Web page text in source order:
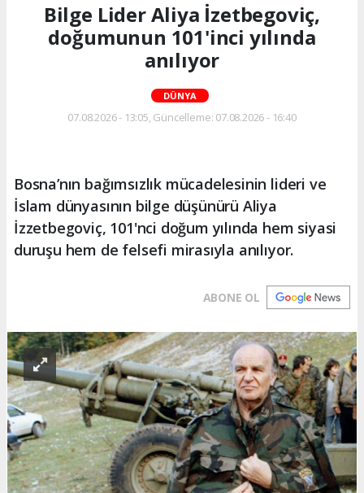
Bilge Lider Aliya İzetbegoviç,
doğumunun 101'inci yılında
anılıyor
DÜNYA
07.08.2026 - 13:05, Güncelleme: 07.08.2026 - 16:40
Bosna’nın bağımsızlık mücadelesinin lideri ve
İslam dünyasının bilge düşünürü Aliya
İzzetbegoviç, 101'nci doğum yılında hem siyasi
duruşu hem de felsefi mirasıyla anılıyor.
ABONE OL